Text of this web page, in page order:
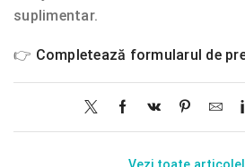
suplimentar.
👉 Completează formularul de